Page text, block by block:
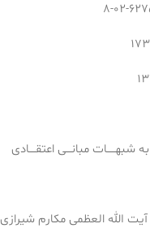
173
شبهـــــات مبانـــی اعتقــــادی
الله العظمی مکارم شیرازی